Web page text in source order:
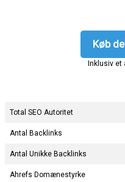
er
Køb
Inklusiv et
Total SEO Autoritet
Antal Backlinks
Antal Unikke Backlinks
Ahrefs Domænestyrke